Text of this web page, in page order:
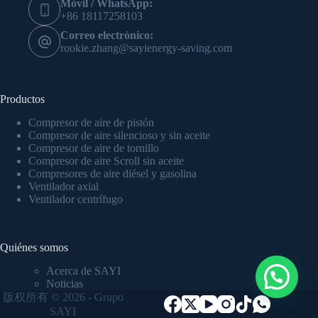
Móvil / WhatsApp:
+86 18117258103
Correo electrónico:
rookie.zhang@sayienergy-saving.com
Productos
Compresor de aire de pistón
Compresor de aire silencioso y sin aceite
Compresor de aire de tornillo
Compresor de aire Scroll sin aceite
Compresores de aire diésel y gasolina
Ventilador axial
Ventilador centrífugo
Quiénes somos
Acerca de SAYI
Noticias
版权所有 © 2026 - Grupo
SAYI